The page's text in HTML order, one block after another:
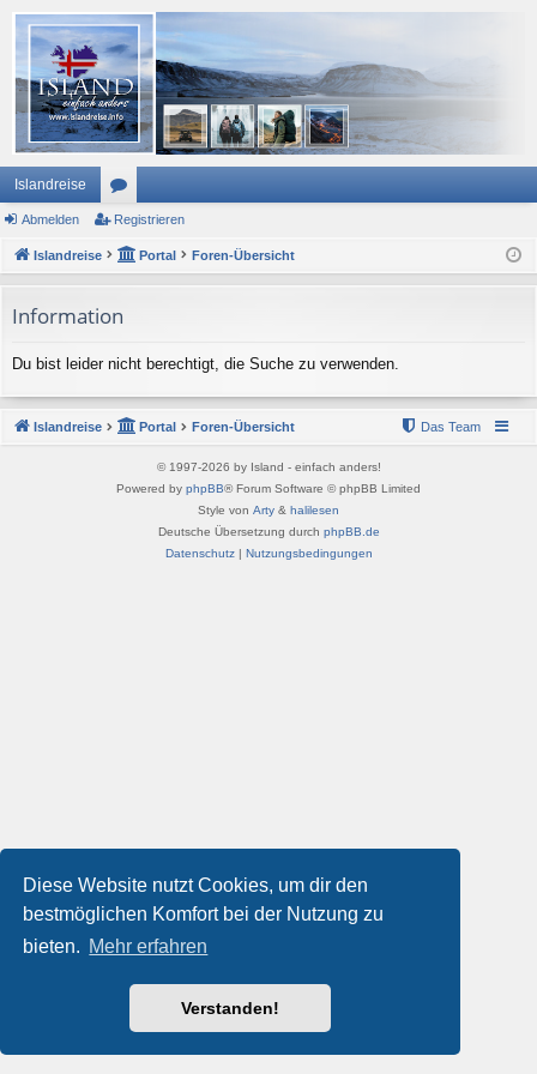
Diese Website nutzt Cookies, um dir den
bestmöglichen Komfort bei der Nutzung zu
bieten. Mehr erfahren
Verstanden!
Islandreise
or
en
Abmelden Registrieren
Islandreise Portal Foren-Übersicht
Information
Du bist leider nicht berechtigt, die Suche zu verwenden.
Islandreise Portal Foren-Übersicht Das Team
© 1997-2026 by Island - einfach anders!
Powered by phpBB® Forum Software © phpBB Limited
Style von Arty & halilesen
Deutsche Übersetzung durch phpBB.de
Datenschutz| Nutzungsbedingungen